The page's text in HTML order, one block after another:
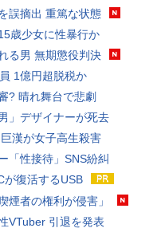
誤摘出 重篤な状態
歳少女に性暴行か
る男 無期懲役判決
1億円超脱税か
? 晴れ舞台で悲劇
」デザイナーが死去
漢が女子高生殺害
「性接待」SNS紛糾
が復活するUSB
煙者の権利が侵害」
VTuber 引退を発表